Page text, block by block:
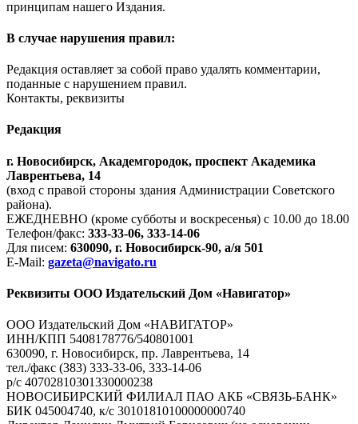
принципам нашего Издания.
В случае нарушения правил:
Редакция оставляет за собой право удалять комментарии,
поданные с нарушением правил.
Контакты, реквизиты
Редакция
г. Новосибирск, Академгородок, проспект Академика
Лаврентьева, 14
(вход с правой стороны здания Администрации Советского
района).
ЕЖЕДНЕВНО (кроме субботы и воскресенья) с 10.00 до 18.00
Телефон/факс: 333-33-06, 333-14-06
Для писем: 630090, г. Новосибирск-90, а/я 501
E-Mail: gazeta@navigato.ru
Реквизиты ООО Издательский Дом «Навигатор»
ООО Издательский Дом «НАВИГАТОР»
ИНН/КПП 5408178776/540801001
630090, г. Новосибирск, пр. Лаврентьева, 14
тел./факс (383) 333-33-06, 333-14-06
р/с 40702810301330000238
НОВОСИБИРСКИЙ ФИЛИАЛ ПАО АКБ «СВЯЗЬ-БАНК»
БИК 045004740, к/с 30101810100000000740